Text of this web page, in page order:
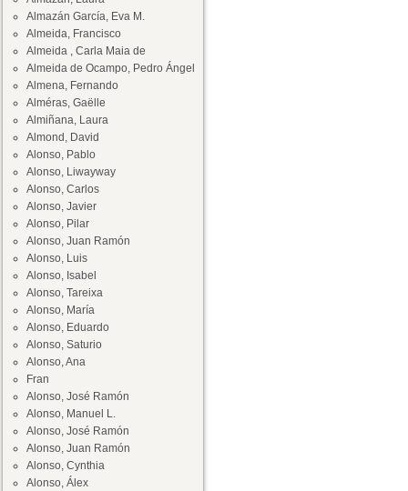
Almazán García, Eva M.
Almeida, Francisco
Almeida , Carla Maia de
Almeida de Ocampo, Pedro Ángel
Almena, Fernando
Alméras, Gaëlle
Almiñana, Laura
Almond, David
Alonso, Pablo
Alonso, Liwayway
Alonso, Carlos
Alonso, Javier
Alonso, Pilar
Alonso, Juan Ramón
Alonso, Luis
Alonso, Isabel
Alonso, Tareixa
Alonso, María
Alonso, Eduardo
Alonso, Saturio
Alonso, Ana
Fran
Alonso, José Ramón
Alonso, Manuel L.
Alonso, José Ramón
Alonso, Juan Ramón
Alonso, Cynthia
Alonso, Álex